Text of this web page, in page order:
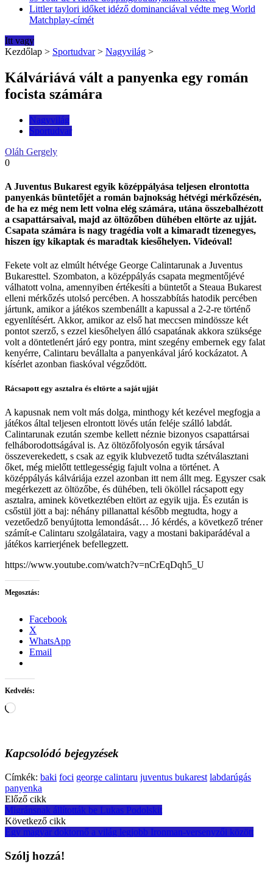
Littler taylori időket idéző dominanciával védte meg World
Matchplay-címét
Itt vagy
Kezdőlap > Sportudvar > Nagyvilág >
Kálváriává vált a panyenka egy román
focista számára
Nagyvilág
Sportudvar
Oláh Gergely
0
A Juventus Bukarest egyik középpályása teljesen elrontotta
panyenkás büntetőjét a román bajnokság hétvégi mérkőzésén,
de ha ez még nem lett volna elég számára, utána összebalhézott
a csapattársaival, majd az öltözőben dühében eltörte az ujját.
Csapata számára is nagy tragédia volt a kimaradt tizenegyes,
hiszen így kikaptak és maradtak kiesőhelyen. Videóval!
Fekete volt az elmúlt hétvége George Calintarunak a Juventus
Bukaresttel. Szombaton, a középpályás csapata megmentőjévé
válhatott volna, amennyiben értékesíti a büntetőt a Steaua Bukarest
elleni mérkőzés utolsó percében. A hosszabbítás hatodik percében
jártunk, amikor a játékos szembenállt a kapussal a 2-2-re történő
egyenlítésért. Akkor, amikor az első hat meccsen mindössze két
pontot szerző, s ezzel kiesőhelyen álló csapatának akkora szüksége
volt a döntetlenért járó egy pontra, mint szegény embernek egy falat
kenyérre, Calintaru bevállalta a panyenkával járó kockázatot. A
kísérlet azonban fiaskóval végződött.
Rácsapott egy asztalra és eltörte a saját ujját
A kapusnak nem volt más dolga, minthogy két kezével megfogja a
játékos által teljesen elrontott lövés után feléje szálló labdát.
Calintarunak ezután szembe kellett néznie bizonyos csapattársai
felháborodottságával is. Az öltözőfolyosón egyik társával
összeverekedett, s csak az egyik klubvezető tudta szétválasztani
őket, még mielőtt tettlegességig fajult volna a történet. A
középpályás kálváriája ezzel azonban itt nem állt meg. Egyszer csak
megérkezett az öltözőbe, és dühében, teli ököllel rácsapott egy
asztalra, aminek következtében eltört az egyik ujja. És ezután is
csőstül jött a baj: néhány pillanattal később megtudta, hogy a
vezetőedző benyújtotta lemondását… Jó kérdés, a következő tréner
számít-e Calintaru szolgálataira, vagy a mostani bakiparádéval a
játékos karrierjének befellegzett.
https://www.youtube.com/watch?v=nCrEqDqh5_U
Megosztás:
Facebook
X
WhatsApp
Email
Kedvelés:
Loading…
Kapcsolódó bejegyzések
Címkék: baki foci george calintaru juventus bukarest labdarúgás
panyenka
Post
navigation
Előző cikk
Migránsnak állították be Lukas Podolskit
Következő cikk
Egy magyar doktornő a világ legjobb Ironman-versenyzői között
Szólj hozzá!